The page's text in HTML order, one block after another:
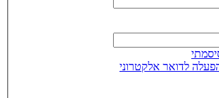
לדואר אלקטרוני